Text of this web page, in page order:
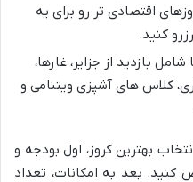
اقتصادی تر رو برای یه
کنید.
بازدید از جزایر، غارها،
کلاس های آشپزی ویتنامی و
بهترین کروز، اول بودجه و
بعد به امکانات، تعداد